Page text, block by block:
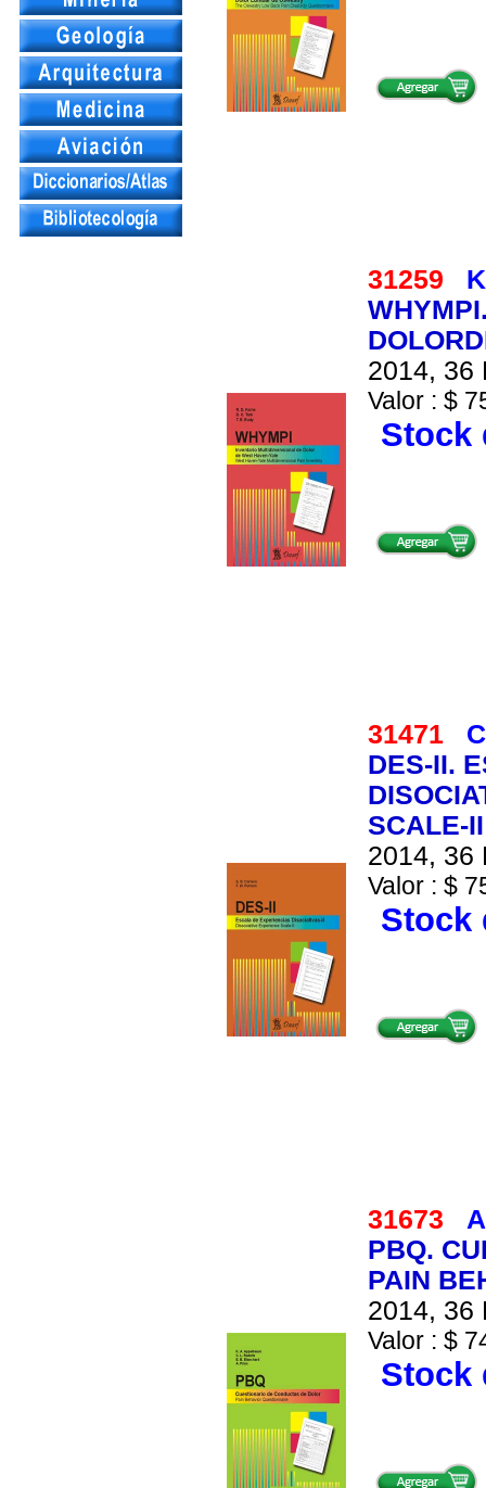
31259
2014, 36
Valor : $
Stock
31471
DES-II.
SCALE-
2014, 36
Valor : $
Stock
31673
PBQ.
PAIN
2014, 36
Valor : $
Stock